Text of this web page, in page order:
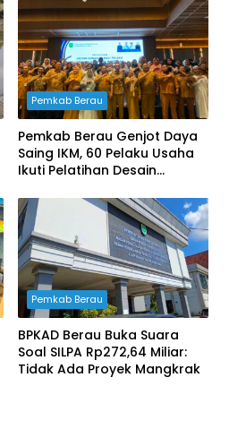
Pemkab Berau
Pemkab Berau Genjot Daya
Saing IKM, 60 Pelaku Usaha
Ikuti Pelatihan Desain
Pemkab Berau
BPKAD Berau Buka Suara
Soal SILPA Rp272,64 Miliar:
Tidak Ada Proyek Mangkrak